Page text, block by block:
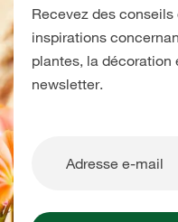
Recevez des conseils
inspirations
plantes, la décoration
newsletter.